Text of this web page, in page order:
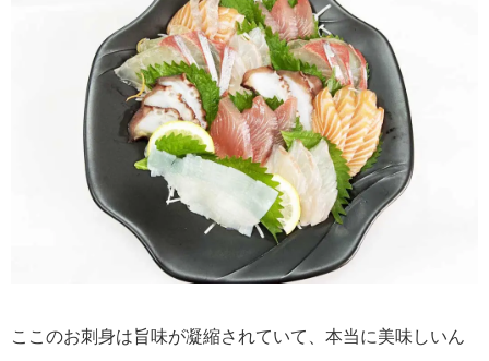
ここのお刺身は旨味が凝縮されていて、本当に美味しいん